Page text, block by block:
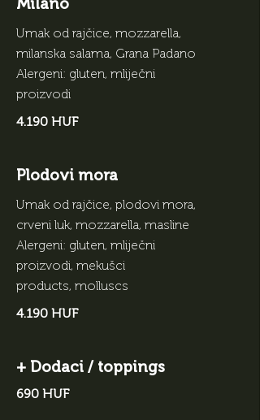
Umak od rajčice, mozzarella,
milanska salama, Grana Padano
Alergeni: gluten, mliječni
proizvodi
4.190 HUF
Plodovi mora
Umak od rajčice, plodovi mora,
crveni luk, mozzarella, masline
Alergeni: gluten, mliječni
proizvodi, mekušci
products, molluscs
4.190 HUF
+ Dodaci / toppings
690 HUF